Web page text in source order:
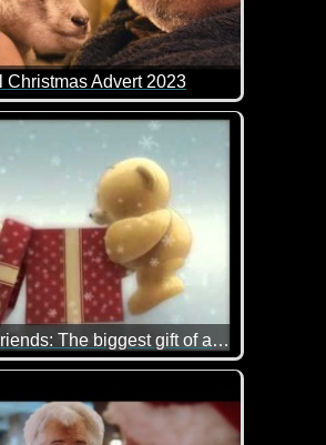
Christmas Advert 2023
mal wieder ein Video, das einen sehr
es bedeutet, dement zu sein. Der
Forever Friends: The biggest gift of all is...
Geschenk zu Weihnachten neben